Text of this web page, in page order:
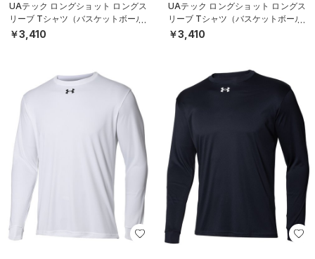
UAテック ロングショット ロングス
リーブ Tシャツ（バスケットボール/
BOYS）
￥3,410
UAテック ロングショット ロングス
リーブ Tシャツ（バスケットボール/
BOYS）
￥3,410